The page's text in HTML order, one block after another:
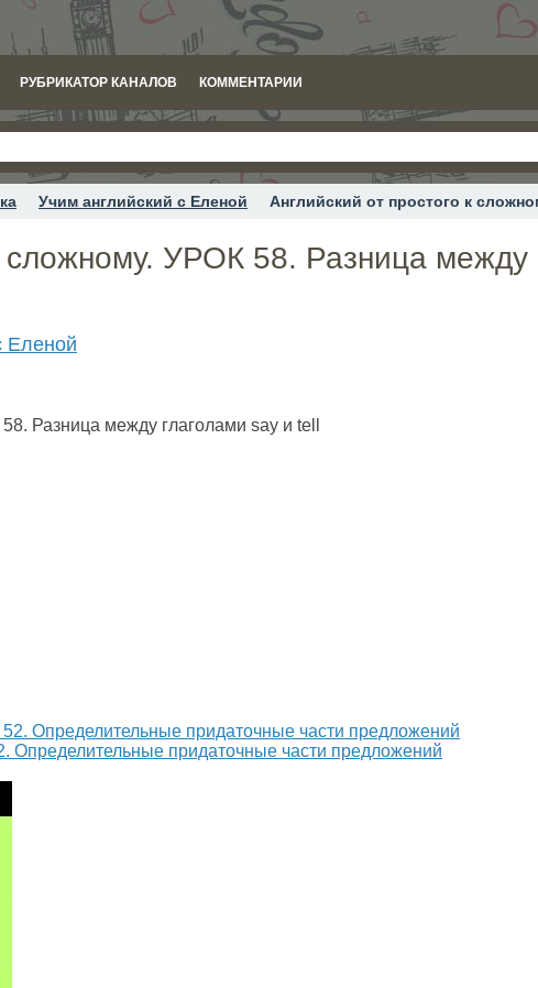
РУБРИКАТОР КАНАЛОВ КОММЕНТАРИИ
Учим английский с Еленой Английский от простого к
сложному. УРОК 58. Разница между
Еленой
Определительные придаточные части предложений